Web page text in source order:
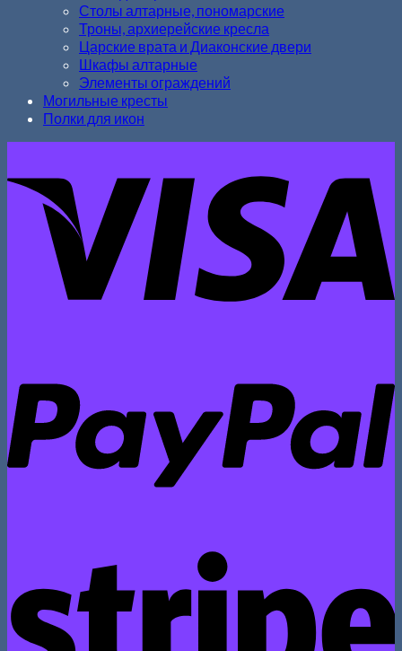
Столы алтарные, пономарские
Троны, архиерейские кресла
Царские врата и Диаконские двери
Шкафы алтарные
Элементы ограждений
Могильные кресты
Полки для икон